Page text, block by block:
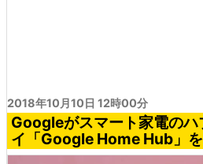
2018年10月10日 12時00分
Googleがスマート家電のハ
イ「Google Home Hub」